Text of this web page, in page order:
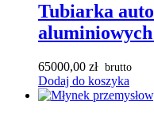
Tubiarka
65000,00 zł
Dodaj do koszyka